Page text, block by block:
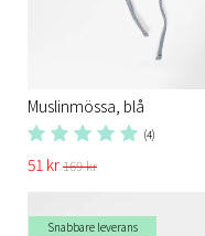
Muslinmössa, blå
(4)
51 kr169 kr
Snabbare leverans